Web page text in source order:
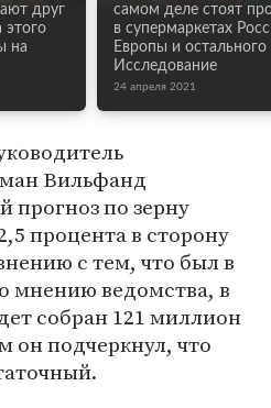
друг
этого
на
самом деле стоят
в супермаркетах
Европы и остального
Исследование
24 апреля 2021
Вильфанд
прогноз по зерну
процента в сторону
с тем, что был в
мнению ведомства, в
собран 121 миллион
он подчеркнул, что